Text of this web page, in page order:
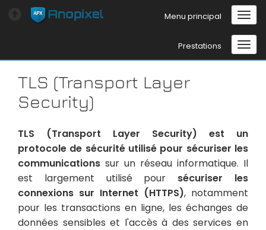
Menu principal
Prestations
TLS (Transport Layer
Security)
TLS (Transport Layer Security) est un
protocole de sécurité utilisé pour sécuriser les
communications sur un réseau informatique. Il
est largement utilisé pour sécuriser les
connexions sur Internet (HTTPS), notamment
pour les transactions en ligne, les échanges de
données sensibles et l'accès à des services en